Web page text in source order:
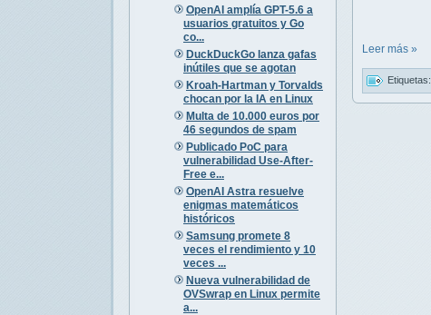
OpenAI amplía GPT-5.6 a
usuarios gratuitos y Go
co...
DuckDuckGo lanza gafas
inútiles que se agotan
Kroah-Hartman y Torvalds
chocan por la IA en Linux
Multa de 10.000 euros por
46 segundos de spam
Publicado PoC para
vulnerabilidad Use-After-
Free e...
OpenAI Astra resuelve
enigmas matemáticos
históricos
Samsung promete 8
veces el rendimiento y 10
veces ...
Nueva vulnerabilidad de
OVSwrap en Linux permite
a...
Leer más »
Etiquetas: